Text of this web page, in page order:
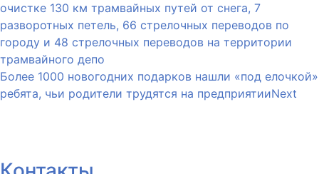
очистке 130 км трамвайных путей от снега, 7
разворотных петель, 66 стрелочных переводов по
городу и 48 стрелочных переводов на территории
трамвайного депо
Более 1000 новогодних подарков нашли «под елочкой»
ребята, чьи родители трудятся на предприятииNext